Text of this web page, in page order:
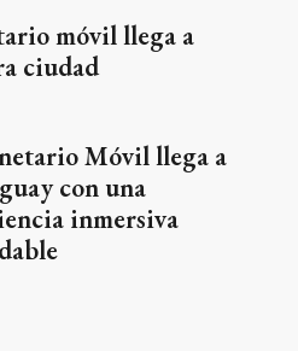
móvil llega a
ciudad
Móvil llega a
con una
inmersiva